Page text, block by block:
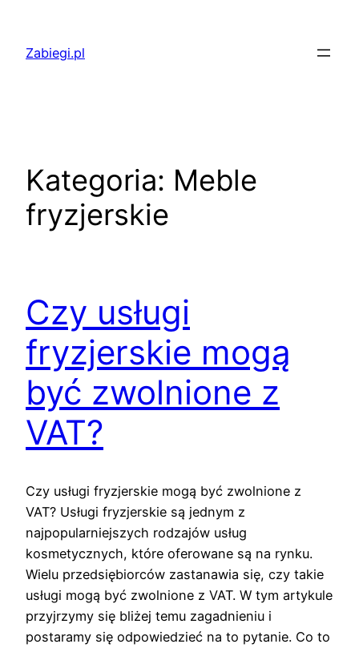
treściZabiegi.pl
Kategoria: Meble
fryzjerskie
Czy usługi
fryzjerskie mogą
być zwolnione z
VAT?
Czy usługi fryzjerskie mogą być zwolnione z
VAT? Usługi fryzjerskie są jednym z
najpopularniejszych rodzajów usług
kosmetycznych, które oferowane są na rynku.
Wielu przedsiębiorców zastanawia się, czy takie
usługi mogą być zwolnione z VAT. W tym artykule
przyjrzymy się bliżej temu zagadnieniu i
postaramy się odpowiedzieć na to pytanie. Co to